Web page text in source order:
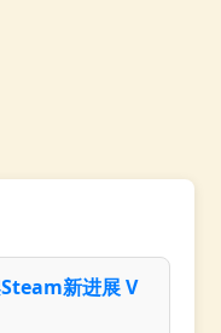
新进展 V